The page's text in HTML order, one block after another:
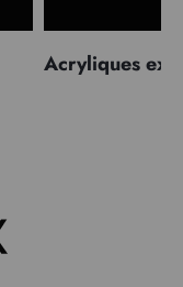
Acryliques